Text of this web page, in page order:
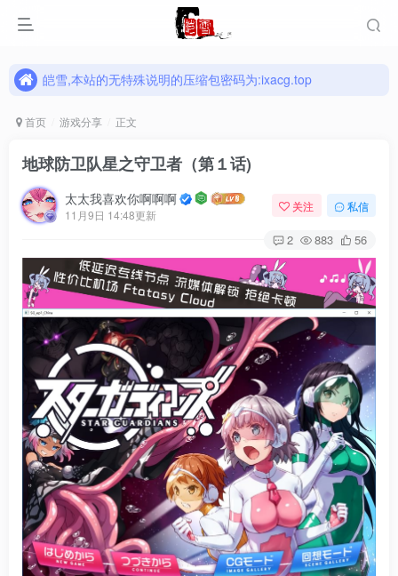
皑雪,本站的无特殊说明的压缩包密码为:ixacg.top
皑雪,本站的无特殊说明的压缩包密码为:ixacg.top
首页 游戏分享 正文
地球防卫队星之守卫者（第１话)
太太我喜欢你啊啊啊
11月9日 14:48更新
关注 私信
2 883 56